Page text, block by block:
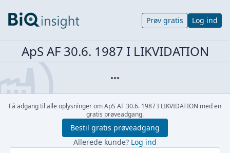
Prøv gratis Log ind
ApS AF 30.6. 1987 I LIKVIDATION
Få adgang til alle oplysninger om ApS AF 30.6. 1987 I LIKVIDATION med en
gratis prøveadgang.
Bestil gratis prøveadgang
Allerede kunde? Log ind